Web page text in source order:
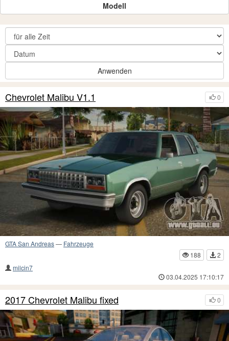
Modell
Anwenden
0
Chevrolet Malibu V1.1
GTA San Andreas— Fahrzeuge
188
2
milcin7
03.04.2025 17:10:17
0
2017 Chevrolet Malibu fixed